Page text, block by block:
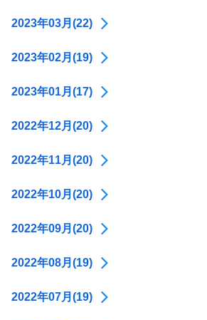
2023年03月(22)
2023年02月(19)
2023年01月(17)
2022年12月(20)
2022年11月(20)
2022年10月(20)
2022年09月(20)
2022年08月(19)
2022年07月(19)